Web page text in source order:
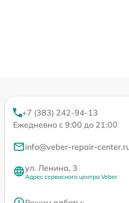
+7 (383) 242-94-13
Ежедневно с 9:00 до 21:00
info@veber-repair-
ул. Ленина, 3
Адрес сервисного центра Veber